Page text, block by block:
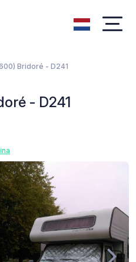
Bridoré - D241
- D241